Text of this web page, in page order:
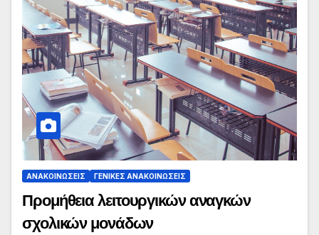
ΑΝΑΚΟΙΝΏΣΕΙΣ ΓΕΝΙΚΈΣ ΑΝΑΚΟΙΝΏΣΕΙΣ
Προμήθεια λειτουργικών αναγκών
σχολικών μονάδων